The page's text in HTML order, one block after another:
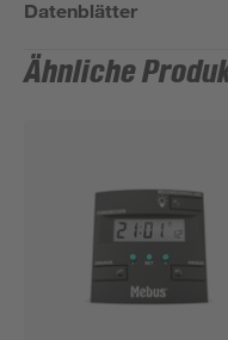
Datenblätter
Ähnliche